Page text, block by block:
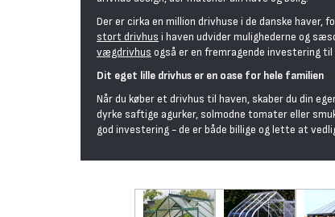
Der er cirka en million drivhuse i de danske haver,
stort drivhus i haven udvider mulighederne og
vægdrivhus også er en fremragende investering
Dit eget lille drivhus er en oase for hele familien
Når du køber et drivhus til haven, skaber du din
dyrke saftige agurker, solmodne tomater eller
god investering - de er både billige og lette at